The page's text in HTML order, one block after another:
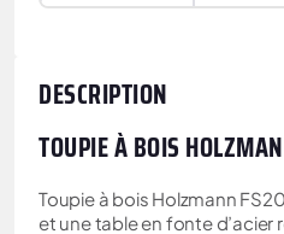
DESCRIPTION
TOUPIE À BOIS
Toupie à bois Holzmann
et une table en fonte d’acier